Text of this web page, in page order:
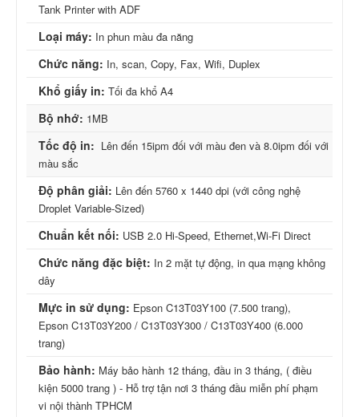
Tank Printer with ADF
Loại máy: In phun màu đa năng
Chức năng: In, scan, Copy, Fax, Wifi, Duplex
Khổ giấy in: Tối đa khổ A4
Bộ nhớ: 1MB
Tốc độ in: Lên đến 15ipm đối với màu đen và 8.0ipm đối với
màu sắc
Độ phân giải: Lên đến 5760 x 1440 dpi (với công nghệ
Droplet Variable-Sized)
Chuẩn kết nối: USB 2.0 Hi-Speed, Ethernet,Wi-Fi Direct
Chức năng đặc biệt: In 2 mặt tự động, in qua mạng không
dây
Mực in sử dụng: Epson C13T03Y100 (7.500 trang),
Epson C13T03Y200 / C13T03Y300 / C13T03Y400 (6.000
trang)
Bảo hành: Máy bảo hành 12 tháng, đầu in 3 tháng, ( điều
kiện 5000 trang ) - Hỗ trợ tận nơi 3 tháng đầu miễn phí phạm
vi nội thành TPHCM